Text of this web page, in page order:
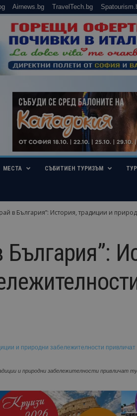
Airnews.bg TravelTech.bg
МЕСТА СЪБИТИЕН ТУРИЗЪМ
в България”: История, традиции и
България”:
и природни забележителности привличат